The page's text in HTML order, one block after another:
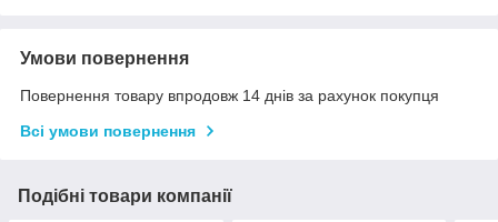
Умови повернення
Повернення товару впродовж 14 днів за рахунок покупця
Всі умови повернення
Подібні товари компанії